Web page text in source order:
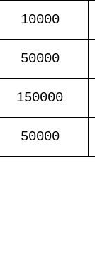
10000
50000
150000
50000